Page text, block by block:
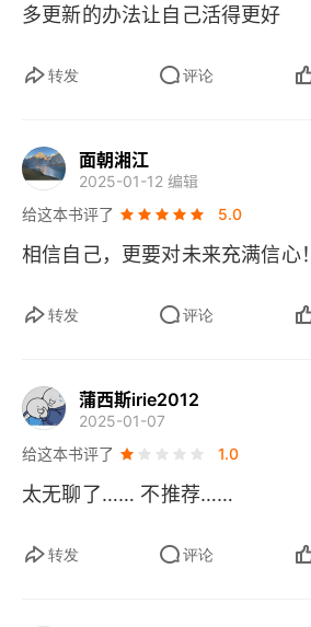
多更新的办法让自己活得更好
转发 评论
面朝湘江
2025-01-12 编辑
给这本书评了
5.0
相信自己，更要对未来充满信心！
转发 评论
蒲西斯irie2012
2025-01-07
给这本书评了
1.0
太无聊了…… 不推荐……
转发 评论